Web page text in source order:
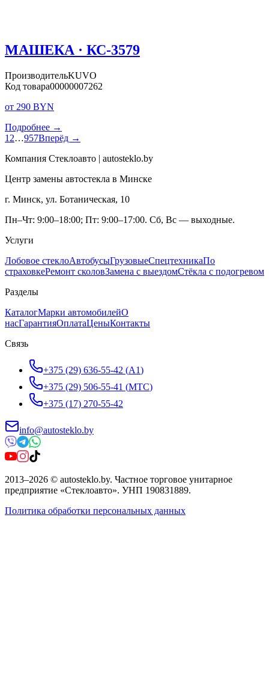
МАШЕКА · КС-3579
ПроизводительKUVO
Код товара00000007262
от 290 BYN
Подробнее →
1 2…957Вперёд →
Компания Стеклоавто | autosteklo.by
Центр замены автостекла в Минске
г. Минск, ул. Ботаническая, 10
Пн–Чт: 9:00–18:00; Пт: 9:00–17:00. Сб, Вс — выходные.
Услуги
Лобовое стеклоАвтобусыГрузовыеСпецтехникаПо
страховкеРемонт сколовЗамена с выездомСтёкла с подогревом
Разделы
КаталогМарки автомобилейО
насГарантияОплатаЦеныКонтакты
Связь
+375 (29) 636-55-42 (A1)
+375 (29) 506-55-41 (МТС)
+375 (17) 270-55-42
info@autosteklo.by
2013–2026 © autosteklo.by. Частное торговое унитарное
предприятие «Стеклоавто». УНП 190831889.
Политика обработки персональных данных